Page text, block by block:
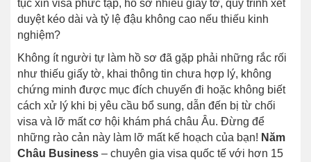
tục xin visa phức tạp, hồ sơ nhiều giấy tờ, quy trình xét
duyệt kéo dài và tỷ lệ đậu không cao nếu thiếu kinh
nghiệm?
Không ít người tự làm hồ sơ đã gặp phải những rắc rối
như thiếu giấy tờ, khai thông tin chưa hợp lý, không
chứng minh được mục đích chuyến đi hoặc không biết
cách xử lý khi bị yêu cầu bổ sung, dẫn đến bị từ chối
visa và lỡ mất cơ hội khám phá châu Âu. Đừng để
những rào cản này làm lỡ mất kế hoạch của bạn! Năm
Châu Business – chuyên gia visa quốc tế với hơn 15